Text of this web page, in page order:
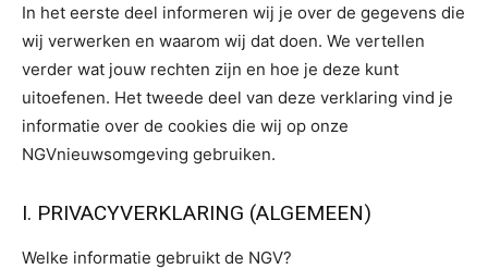
In het eerste deel informeren wij je over de gegevens die
wij verwerken en waarom wij dat doen. We vertellen
verder wat jouw rechten zijn en hoe je deze kunt
uitoefenen. Het tweede deel van deze verklaring vind je
informatie over de cookies die wij op onze
NGVnieuwsomgeving gebruiken.
I. PRIVACYVERKLARING (ALGEMEEN)
Welke informatie gebruikt de NGV?